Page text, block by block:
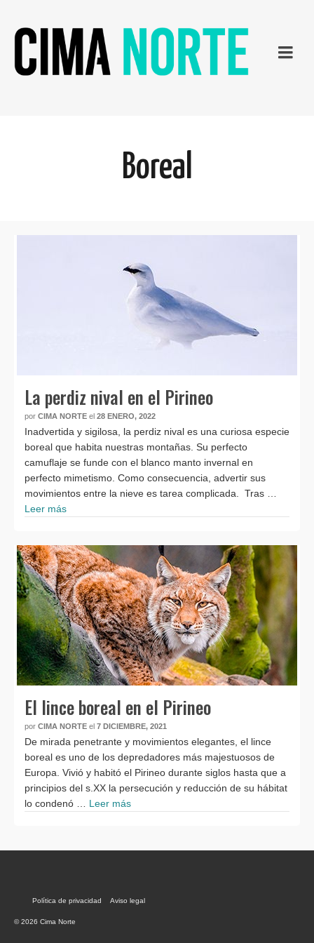
Boreal
La perdiz nival en el Pirineo
por CIMA NORTE el 28 ENERO, 2022
Inadvertida y sigilosa, la perdiz nival es una curiosa especie
boreal que habita nuestras montañas. Su perfecto
camuflaje se funde con el blanco manto invernal en
perfecto mimetismo. Como consecuencia, advertir sus
movimientos entre la nieve es tarea complicada. Tras …
Leer más
El lince boreal en el Pirineo
por CIMA NORTE el 7 DICIEMBRE, 2021
De mirada penetrante y movimientos elegantes, el lince
boreal es uno de los depredadores más majestuosos de
Europa. Vivió y habitó el Pirineo durante siglos hasta que a
principios del s.XX la persecución y reducción de su hábitat
lo condenó … Leer más
Política de privacidad Aviso legal
© 2026 Cima Norte